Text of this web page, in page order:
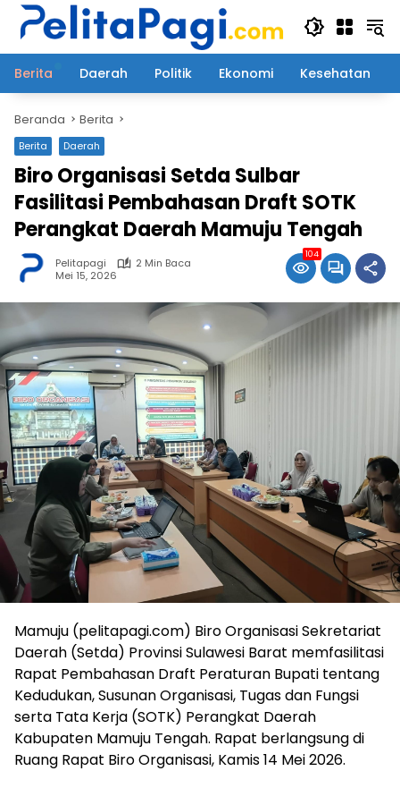
Langsung
Berita
Daerah Politik Ekonomi Kesehatan
Beranda Berita
Berita Daerah
Biro Organisasi Setda Sulbar
Fasilitasi Pembahasan Draft SOTK
Perangkat Daerah Mamuju Tengah
Pelitapagi
2 Min Baca
Mei 15, 2026
104
Mamuju (pelitapagi.com) Biro Organisasi Sekretariat
Daerah (Setda) Provinsi Sulawesi Barat memfasilitasi
Rapat Pembahasan Draft Peraturan Bupati tentang
Kedudukan, Susunan Organisasi, Tugas dan Fungsi
serta Tata Kerja (SOTK) Perangkat Daerah
Kabupaten Mamuju Tengah. Rapat berlangsung di
Ruang Rapat Biro Organisasi, Kamis 14 Mei 2026.